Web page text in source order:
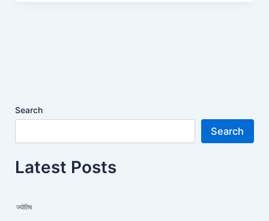
Search
Search
Latest Posts
ज्योतिष